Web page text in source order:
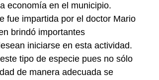
economía en el municipio.
fue impartida por el doctor Mario
brindó importantes
iniciarse en esta actividad.
tipo de especie pues no sólo
de manera adecuada se